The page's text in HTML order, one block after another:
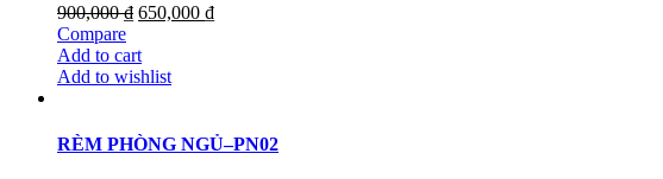
900,000₫ 650,000 ₫
Compare
Add to cart
Add to wishlist
RÈM PHÒNG NGỦ–PN02